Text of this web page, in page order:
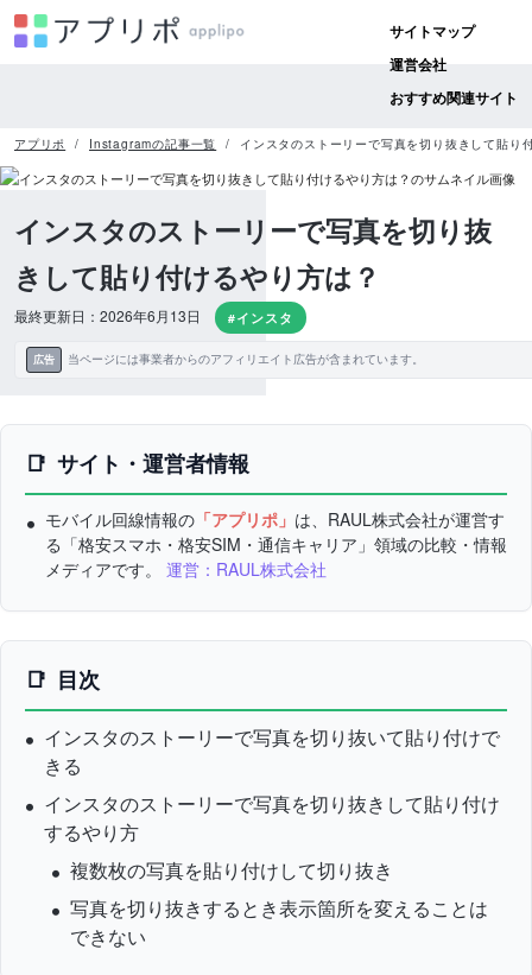
サイトマップ
運営会社
おすすめ関連サイト
アプリポ Instagramの記事一覧 インスタのストーリーで写真を切り抜きして貼り
インスタのストーリーで写真を切り抜
きして貼り付けるやり方は？
最終更新日：2026年6月13日 #インスタ
広告 当ページには事業者からのアフィリエイト広告が含まれています。
サイト・運営者情報
モバイル回線情報の 「アプリポ」 は、RAUL株式会社が運営す
る「格安スマホ・格安SIM・通信キャリア」領域の比較・情報
メディアです。 運営：RAUL株式会社
目次
インスタのストーリーで写真を切り抜いて貼り付けで
きる
インスタのストーリーで写真を切り抜きして貼り付け
するやり方
複数枚の写真を貼り付けして切り抜き
写真を切り抜きするとき表示箇所を変えることは
できない